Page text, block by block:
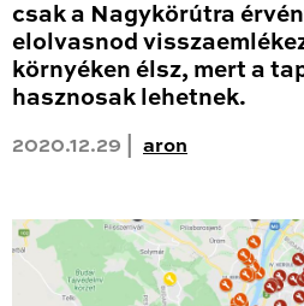
csak a Nagykörútra
elolvasnod
környéken élsz, mert a
hasznosak lehetnek.
2020.12.29 | aron